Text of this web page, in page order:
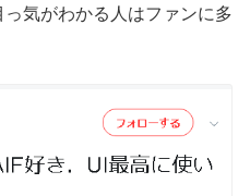
気がわかる人はファンに多